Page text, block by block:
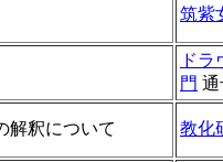
筑紫
ド
門
解釈について 教化